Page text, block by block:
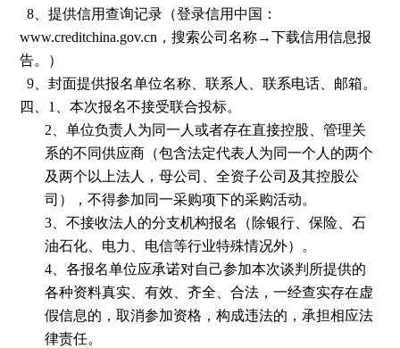
8 、提供信用查询记录（登录信用中国：
www.creditchina.gov.cn ，搜索公司名称→下载信用信息报
告。）
9 、封面提供报名单位名称、联系人、联系电话、邮箱。
四、 1
、本次报名不接受联合投标。
2 、单位负责人为同一人或者存在直接控股、管理关
系的不同供应商（包含法定代表人为同一个人的两个
及两个以上法人，母公司、全资子公司及其控股公
司），不得参加同一采购项下的采购活动。
3 、不接收法人的分支机构报名（除银行、保险、石
油石化、电力、电信等行业特殊情况外）。
4 、各报名单位应承诺对自己参加本次谈判所提供的
各种资料真实、有效、齐全、合法，一经查实存在虚
假信息的，取消参加资格，构成违法的，承担相应法
律责任。